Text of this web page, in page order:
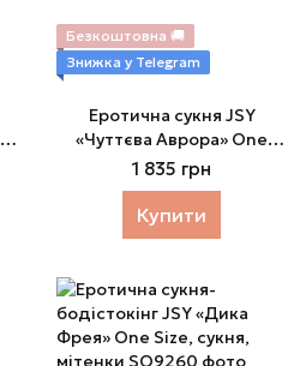
Безкоштовна 🚚
Знижка у Telegram
Еротична сукня JSY
«Чуттєва Аврора» One
Size, сукня, пояс, стрінги
1 835 грн
Купити